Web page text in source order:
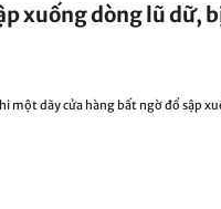
xuống dòng lũ dữ,
một dãy cửa hàng bất ngờ đổ sập